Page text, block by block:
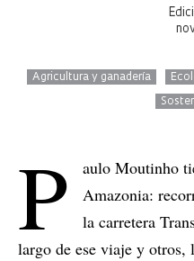
Agricultura y ganadería
P
aulo Moutinho
Amazonia:
la carretera
largo de ese viaje y otros,